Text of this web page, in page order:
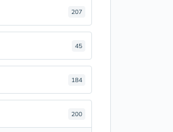
207
45
184
200